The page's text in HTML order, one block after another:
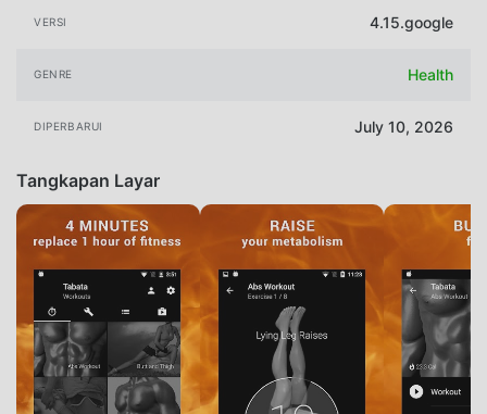
VERSI 4.15.google
GENRE Health
DIPERBARUI July 10, 2026
Tangkapan Layar